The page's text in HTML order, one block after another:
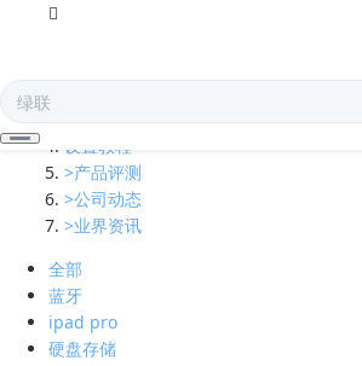
凯发娱乐全球的技术支持
设置教程
>产品评测
>公司动态
>业界资讯
全部
蓝牙
ipad pro
硬盘存储